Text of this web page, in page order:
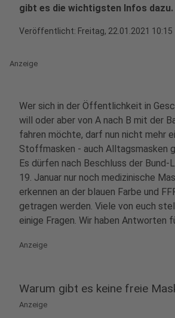
gibt es die wichtigsten Infos dazu.
Veröffentlicht: Freitag, 22.01.2021 10:15
Anzeige
Wer sich in der Öffentlichkeit in
will oder aber von A nach B mit der
fahren möchte, darf nun nicht mehr
Stoffmasken - auch Alltagsmasken
Es dürfen nach Beschluss der Bund-
19. Januar nur noch medizinische
erkennen an der blauen Farbe und
getragen werden. Viele von euch
einige Fragen. Wir haben Antworten
Anzeige
Warum gibt es keine freie
Anzeige